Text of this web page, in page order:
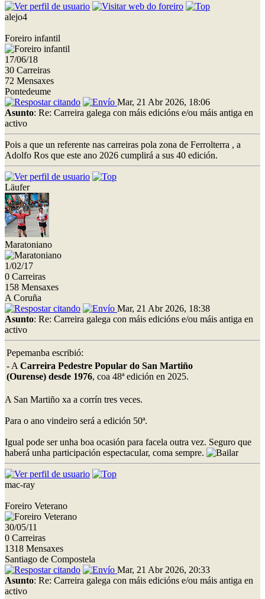
alejo4
Foreiro infantil
17/06/18
30 Carreiras
72 Mensaxes
Pontedeume
Mar, 21 Abr 2026, 18:06
Asunto: Re: Carreira galega con máis edicións e/ou máis antiga en
activo
Pois a que un referente nas carreiras pola zona de Ferrolterra , a
Adolfo Ros que este ano 2026 cumplirá a sus 40 edición.
Läufer
Maratoniano
1/02/17
0 Carreiras
158 Mensaxes
A Coruña
Mar, 21 Abr 2026, 18:38
Asunto: Re: Carreira galega con máis edicións e/ou máis antiga en
activo
Pepemanba escribió:
- A Carreira Pedestre Popular do San Martiño
(Ourense) desde 1976, coa 48ª edición en 2025.
A San Martiño xa a corrín tres veces.
Para o ano vindeiro será a edición 50ª.
Igual pode ser unha boa ocasión para facela outra vez. Seguro que
haberá unha participación espectacular, coma sempre.
mac-ray
Foreiro Veterano
30/05/11
0 Carreiras
1318 Mensaxes
Santiago de Compostela
Mar, 21 Abr 2026, 20:33
Asunto: Re: Carreira galega con máis edicións e/ou máis antiga en
activo